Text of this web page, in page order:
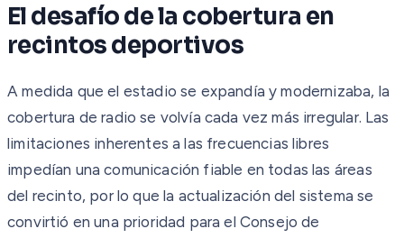
El desafío de la cobertura en
recintos deportivos
A medida que el estadio se expandía y modernizaba, la
cobertura de radio se volvía cada vez más irregular. Las
limitaciones inherentes a las frecuencias libres
impedían una comunicación fiable en todas las áreas
del recinto, por lo que la actualización del sistema se
convirtió en una prioridad para el Consejo de